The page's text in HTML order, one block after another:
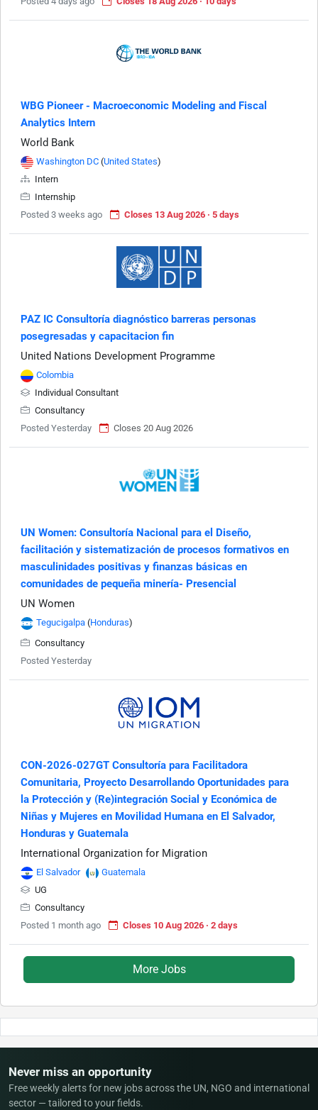
WBG Pioneer - Macroeconomic Modeling and Fiscal
Analytics Intern
World Bank
Washington DC (United States)
Intern
Internship
Posted 3 weeks ago
Closes 13 Aug 2026 · 5 days
PAZ IC Consultoría diagnóstico barreras personas
posegresadas y capacitacion fin
United Nations Development Programme
Colombia
Individual Consultant
Consultancy
Posted Yesterday
Closes 20 Aug 2026
UN Women: Consultoría Nacional para el Diseño,
facilitación y sistematización de procesos formativos en
masculinidades positivas y finanzas básicas en
comunidades de pequeña minería- Presencial
UN Women
Tegucigalpa (Honduras)
Consultancy
Posted Yesterday
CON-2026-027GT Consultoría para Facilitadora
Comunitaria, Proyecto Desarrollando Oportunidades para
la Protección y (Re)integración Social y Económica de
Niñas y Mujeres en Movilidad Humana en El Salvador,
Honduras y Guatemala
International Organization for Migration
El Salvador
Guatemala
UG
Consultancy
Posted 1 month ago
Closes 10 Aug 2026 · 2 days
More Jobs
Never miss an opportunity
Free weekly alerts for new jobs across the UN, NGO and international
sector — tailored to your fields.